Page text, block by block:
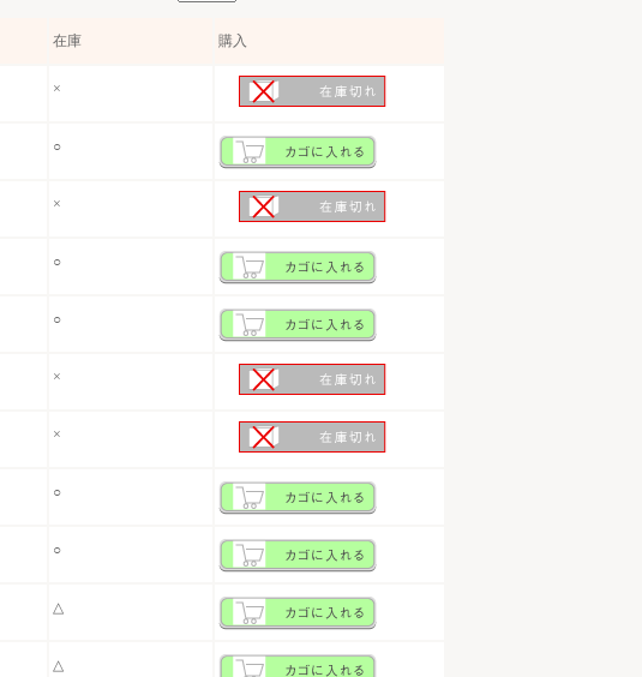
在庫 購入
×
○
×
○
○
×
×
○
○
△
△